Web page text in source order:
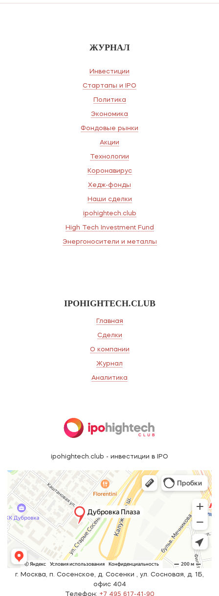
ipohightech.club - инвестиции в IPO
г. Москва, п. Сосенское, д. Сосенки , ул. Сосновая, д. 1Б,
офис 404
Телефон: +7 495 617-41-90
IPOHIGHTECH.CLUB
Главная
Сделки
О компании
Журнал
Аналитика
ЖУРНАЛ
Инвестиции
Стартапы и IPO
Политика
Экономика
Фондовые рынки
Акции
Технологии
Коронавирус
Хедж-фонды
Наши сделки
ipohightech.club
High Tech Investment Fund
Энергоносители и металлы